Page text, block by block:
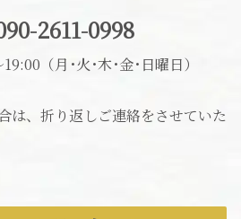
2611-0998
（月･火･木･金･日曜日）
は、折り返しご連絡をさせていた